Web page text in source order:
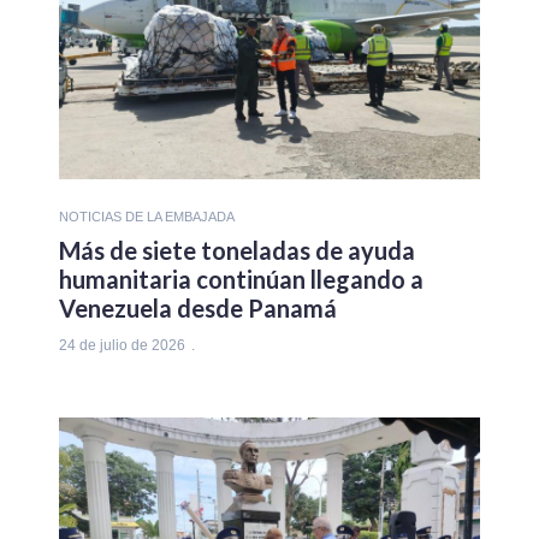
NOTICIAS DE LA EMBAJADA
Más de siete toneladas de ayuda
humanitaria continúan llegando a
Venezuela desde Panamá
24 de julio de 2026